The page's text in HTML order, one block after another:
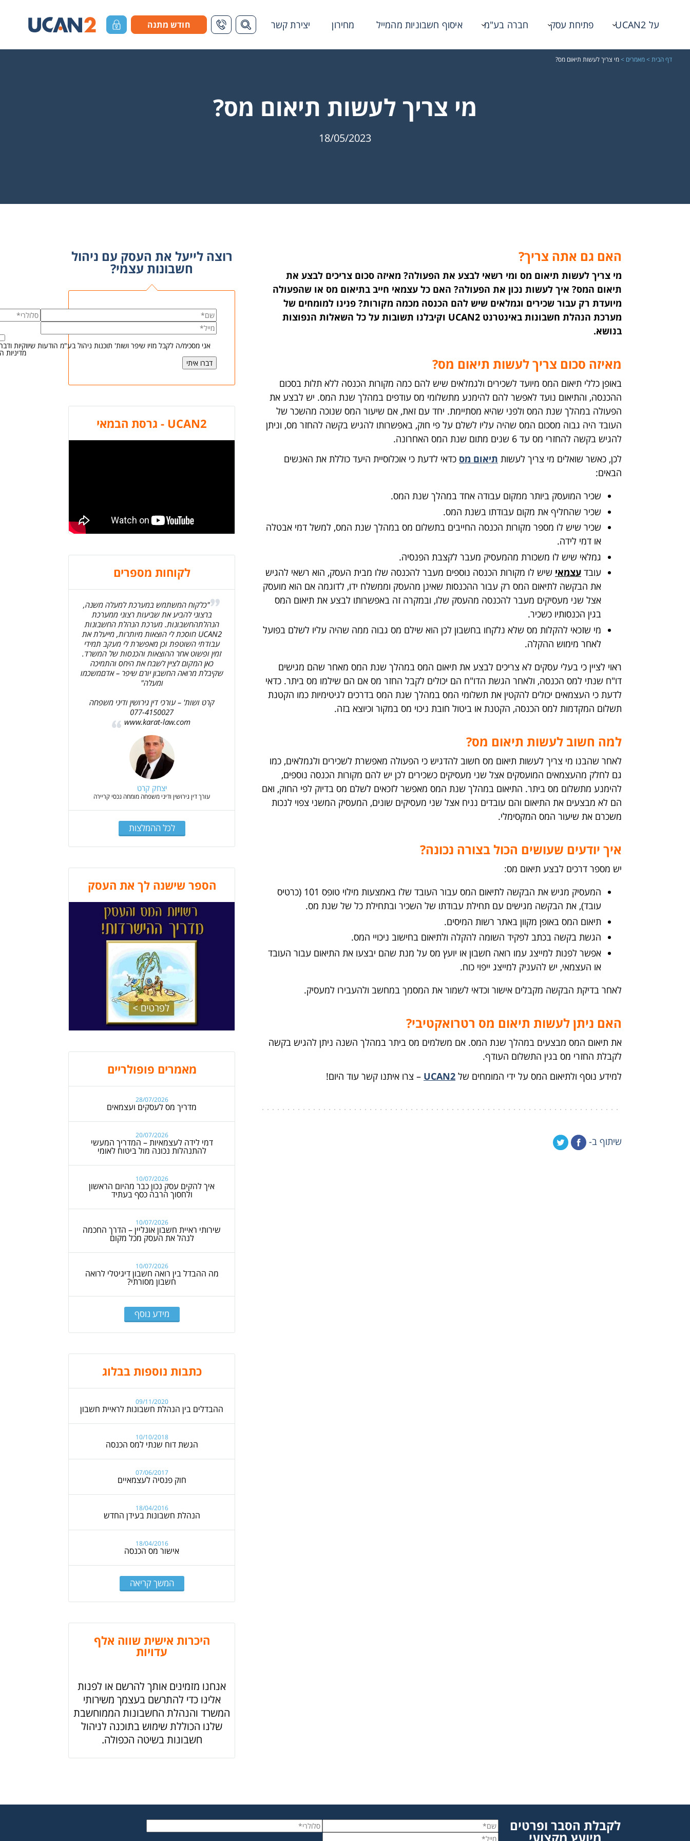
על UCAN2 פתיחת עסק חברה בע"מ איסוף חשבוניות מהמייל מחירון יצירת קשר הצג שדה חיפוש1-700-700-655
חודש מתנה כניסת לקוחות
דף הבית >מאמרים >מי צריך לעשות תיאום מס?
מי צריך לעשות תיאום מס?
18/05/2023
האם גם אתה צריך?
מי צריך לעשות תיאום מס ומי רשאי לבצע את הפעולה? מאיזה סכום צריכים לבצע את
תיאום המס? איך לעשות נכון את הפעולה? האם כל עצמאי חייב בתיאום מס או שהפעולה
מיועדת רק עבור שכירים וגמלאים שיש להם הכנסה מכמה מקורות? פנינו למומחים של
מערכת הנהלת חשבונות באינטרנט UCAN2 וקיבלנו תשובות על כל השאלות הנפוצות
בנושא.
מאיזה סכום צריך לעשות תיאום מס?
באופן כללי תיאום המס מיועד לשכירים ולגמלאים שיש להם כמה מקורות הכנסה ללא תלות בסכום
ההכנסה, והתיאום נועד לאפשר להם להימנע מתשלומי מס עודפים במהלך שנת המס. יש לבצע את
הפעולה במהלך שנת המס ולפני שהיא מסתיימת. יחד עם זאת, אם שיעור המס שנוכה מהשכר של
העובד היה גבוה מסכום המס שהיה עליו לשלם על פי חוק, באפשרותו להגיש בקשה להחזר מס, וניתן
להגיש בקשה להחזרי מס עד 6 שנים מתום שנת המס האחרונה.
לכן, כאשר שואלים מי צריך לעשות תיאום מס כדאי לדעת כי אוכלוסיית היעד כוללת את האנשים
הבאים:
שכיר המועסק ביותר ממקום עבודה אחד במהלך שנת המס.
שכיר שהחליף את מקום עבודתו בשנת המס.
שכיר שיש לו מספר מקורות הכנסה החייבים בתשלום מס במהלך שנת המס, למשל דמי אבטלה
או דמי לידה.
גמלאי שיש לו משכורת מהמעסיק מעבר לקצבת הפנסיה.
עובד עצמאי שיש לו מקורות הכנסה נוספים מעבר להכנסה שלו מבית העסק, הוא רשאי להגיש
את הבקשה לתיאום המס רק עבור ההכנסות שאינן מהעסק וממשלח ידו, לדוגמה אם הוא מועסק
אצל שני מעסיקים מעבר להכנסה מהעסק שלו, ובמקרה זה באפשרותו לבצע את תיאום המס
בגין הכנסותיו כשכיר.
מי שזכאי להקלות מס שלא נלקחו בחשבון לכן הוא שילם מס גבוה ממה שהיה עליו לשלם בפועל
לאחר מימוש ההקלה.
ראוי לציין כי בעלי עסקים לא צריכים לבצע את תיאום המס במהלך שנת המס מאחר שהם מגישים
דו"ח שנתי למס הכנסה, ולאחר הגשת הדו"ח הם יכולים לקבל החזר מס אם הם שילמו מס ביתר. כדאי
לדעת כי העצמאים יכולים להקטין את תשלומי המס במהלך שנת המס בדרכים לגיטימיות כמו הקטנת
תשלום המקדמות למס הכנסה, הקטנת או ביטול חובת ניכוי מס במקור וכיוצא בזה.
למה חשוב לעשות תיאום מס?
לאחר שהבנו מי צריך לעשות תיאום מס חשוב להדגיש כי הפעולה מאפשרת לשכירים ולגמלאים, כמו
גם לחלק מהעצמאים המועסקים אצל שני מעסיקים כשכירים לכן יש להם מקורות הכנסה נוספים,
להימנע מתשלום מס ביתר. התיאום במהלך שנת המס מאפשר לזכאים לשלם מס בדיוק לפי החוק, ואם
הם לא מבצעים את התיאום והם עובדים נניח אצל שני מעסיקים שונים, המעסיק המשני צפוי לנכות
משכרם את שיעור המס המקסימלי.
איך יודעים שעושים הכול בצורה נכונה?
יש מספר דרכים לבצע תיאום מס:
המעסיק מגיש את הבקשה לתיאום המס עבור העובד שלו באמצעות מילוי טופס 101 (כרטיס
עובד), את הבקשה מגישים עם תחילת עבודתו של השכיר ובתחילת כל של שנת מס.
תיאום המס באופן מקוון באתר רשות המיסים.
הגשת בקשה בכתב לפקיד השומה להקלה ולתיאום בחישוב ניכויי המס.
אפשר לפנות למייצג עמו רואה חשבון או יועץ מס על מנת שהם יבצעו את התיאום עבור העובד
או העצמאי, יש להעניק למייצג ייפוי כוח.
לאחר בדיקת הבקשה מקבלים אישור וכדאי לשמור את המסמך במחשב ולהעבירו למעסיק.
האם ניתן לעשות תיאום מס רטרואקטיבי?
את תיאום המס מבצעים במהלך שנת המס. אם משלמים מס ביתר במהלך השנה ניתן להגיש בקשה
לקבלת החזרי מס בגין התשלום העודף.
למידע נוסף ולתיאום המס על ידי המומחים של UCAN2 – צרו איתנו קשר עוד היום!
שיתוף ב-
רוצה לייעל את העסק עם ניהול
חשבונות עצמי?
אני מסכימ/ה לקבל מזיו שיפר ושות' תוכנות ניהול בע"מ הודעות
מדיניות
UCAN2 - גרסת הבמאי
לקוחות מספרים
"כלקוח המשתמש במערכת למעלה משנה,
ברצוני להביע את שביעות רצוני ממערכת
הנהלתהחשבונות. מערכת הנהלת החשבונות
UCAN2 חוסכת לי הוצאות מיותרות, מייעלת את
עבודתי השוטפת וכן מאפשרת לי מעקב תמידי
זמין ופשוט אחר ההוצאות והכנסות של המשרד.
כאן המקום לציין לשבח את היחס והתמיכה
שקיבלת מרואה החשבון יורם שיפר – אדםמשכמו
ומעלה"
קרט ושות' – עורכי דין גירושין ודיני משפחה
077-4150027
www.karat-law.com
יצחק קרט
עורך דין גירושין ודיני משפחה מומחה נכסי קריירה
לכל ההמלצות
הספר שישנה לך את העסק
מאמרים פופולריים
28/07/2026
מדריך מס לעסקים ועצמאים
20/07/2026
דמי לידה לעצמאיות – המדריך המעשי
להתנהלות נכונה מול ביטוח לאומי
10/07/2026
איך להקים עסק נכון כבר מהיום הראשון
ולחסוך הרבה כסף בעתיד
10/07/2026
שירותי ראיית חשבון אונליין – הדרך החכמה
לנהל את העסק מכל מקום
10/07/2026
מה ההבדל בין רואה חשבון דיגיטלי לרואה
חשבון מסורתי?
מידע נוסף
כתבות נוספות בבלוג
09/11/2020
ההבדלים בין הנהלת חשבונות לראיית חשבון
10/10/2018
הגשת דוח שנתי למס הכנסה
07/06/2017
חוק פנסיה לעצמאיים
18/04/2016
הנהלת חשבונות בעידן החדש
18/04/2016
אישור מס הכנסה
המשך קריאה
היכרות אישית שווה אלף
עדויות
אנחנו מזמינים אותך להרשם או לפנות
אלינו כדי להתרשם בעצמך משירותי
המשרד והנהלת החשבונות הממוחשבת
שלנו הכוללת שימוש בתוכנה לניהול
חשבונות בשיטה הכפולה.
לקבלת הסבר ופרטים